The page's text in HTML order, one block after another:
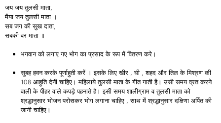
जय जय तुलसी माता,
मैया जय तुलसी माता ।
सब जग की सुख दाता,
सबकी वर माता ॥
भगवान को लगाए गए भोग का प्रसाद के रूप में वितरण करे।
सुबह हवन करके पूर्णाहुती करें । इसके लिए खीर , घी , शहद और तिल के मिश्रण की
108 आहुति देनी चाहिए। महिलाये तुलसी माता के गीत गाती है। उसी समय व्रत करने
वाली के पीहर वाले कपड़े पहनाते है। इसी समय शालीग्राम व तुलसी माता को
श्रद्धानुसार भोजन परोसकर भोग लगाना चाहिए , साथ में श्रद्धानुसार दक्षिणा अर्पित की
जानी चाहिए।